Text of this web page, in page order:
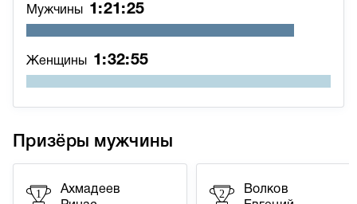
Мужчины 1:21:25
Женщины 1:32:55
Призёры мужчины
1
Ахмадеев
2
Волков